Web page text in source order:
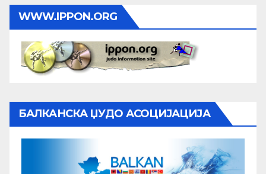
WWW.IPPON.ORG
БАЛКАНСКА ЏУДО АСОЦИЈАЦИЈА